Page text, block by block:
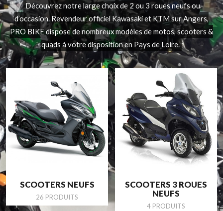
Découvrez notre large choix de 2 ou 3 roues neufs ou
d’occasion. Revendeur officiel Kawasaki et KTM sur Angers,
PRO BIKE dispose de nombreux modèles de motos, scooters &
quads à votre disposition en Pays de Loire.
SCOOTERS NEUFS
26 PRODUITS
SCOOTERS 3 ROUES
NEUFS
4 PRODUITS